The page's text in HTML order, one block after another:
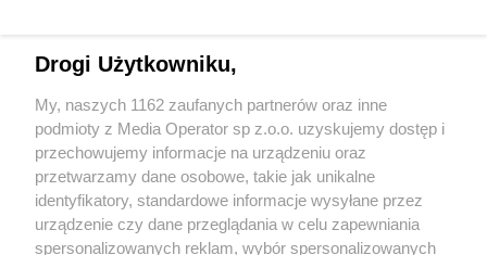
3 / 0
Wydawca mediów lokalnych
Drogi Użytkowniku,
My, naszych 1162 zaufanych partnerów oraz inne
podmioty z Media Operator sp z.o.o. uzyskujemy dostęp i
przechowujemy informacje na urządzeniu oraz
przetwarzamy dane osobowe, takie jak unikalne
identyfikatory, standardowe informacje wysyłane przez
urządzenie czy dane przeglądania w celu zapewniania
spersonalizowanych reklam, wybór spersonalizowanych